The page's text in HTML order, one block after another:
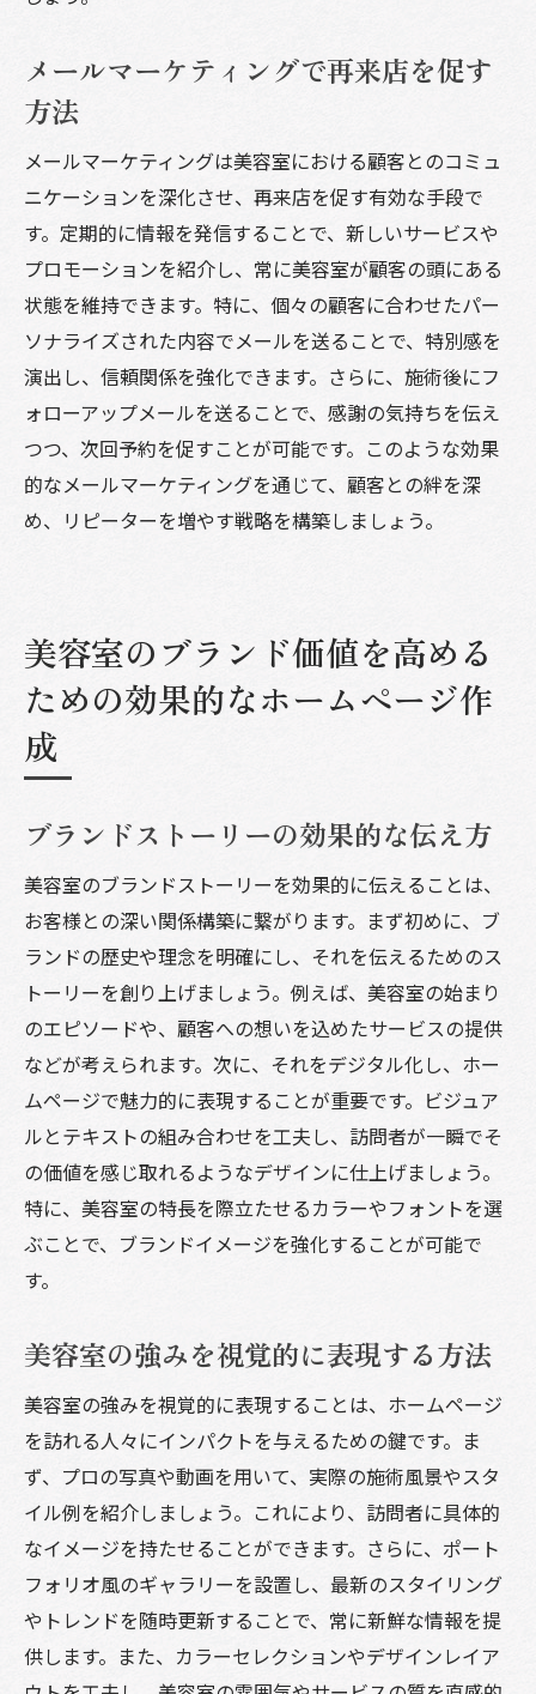
メールマーケティングで再来店を促す
方法
メールマーケティングは美容室における顧客とのコミュ
ニケーションを深化させ、再来店を促す有効な手段で
す。定期的に情報を発信することで、新しいサービスや
プロモーションを紹介し、常に美容室が顧客の頭にある
状態を維持できます。特に、個々の顧客に合わせたパー
ソナライズされた内容でメールを送ることで、特別感を
演出し、信頼関係を強化できます。さらに、施術後にフ
ォローアップメールを送ることで、感謝の気持ちを伝え
つつ、次回予約を促すことが可能です。このような効果
的なメールマーケティングを通じて、顧客との絆を深
め、リピーターを増やす戦略を構築しましょう。
美容室のブランド価値を高める
ための効果的なホームページ作
成
ブランドストーリーの効果的な伝え方
美容室のブランドストーリーを効果的に伝えることは、
お客様との深い関係構築に繋がります。まず初めに、ブ
ランドの歴史や理念を明確にし、それを伝えるためのス
トーリーを創り上げましょう。例えば、美容室の始まり
のエピソードや、顧客への想いを込めたサービスの提供
などが考えられます。次に、それをデジタル化し、ホー
ムページで魅力的に表現することが重要です。ビジュア
ルとテキストの組み合わせを工夫し、訪問者が一瞬でそ
の価値を感じ取れるようなデザインに仕上げましょう。
特に、美容室の特長を際立たせるカラーやフォントを選
ぶことで、ブランドイメージを強化することが可能で
す。
美容室の強みを視覚的に表現する方法
美容室の強みを視覚的に表現することは、ホームページ
を訪れる人々にインパクトを与えるための鍵です。ま
ず、プロの写真や動画を用いて、実際の施術風景やスタ
イル例を紹介しましょう。これにより、訪問者に具体的
なイメージを持たせることができます。さらに、ポート
フォリオ風のギャラリーを設置し、最新のスタイリング
やトレンドを随時更新することで、常に新鮮な情報を提
供します。また、カラーセレクションやデザインレイア